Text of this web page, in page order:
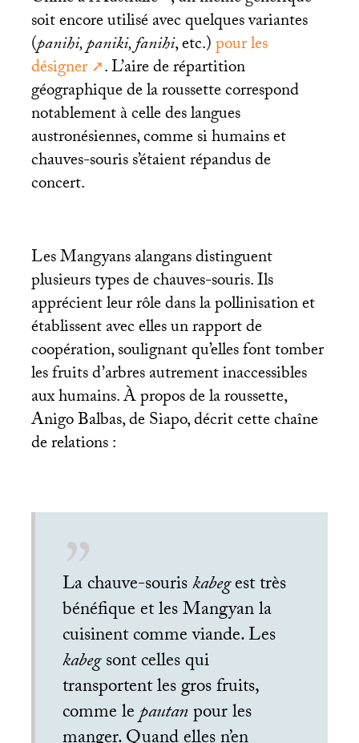
soit encore utilisé avec quelques variantes
(panihi, paniki, fanihi, etc.)pour les
désigner
. L’aire de répartition
géographique de la roussette correspond
notablement à celle des langues
austronésiennes, comme si humains et
chauves-souris s’étaient répandus de
concert.
Les Mangyans alangans distinguent
plusieurs types de chauves-souris. Ils
apprécient leur rôle dans la pollinisation et
établissent avec elles un rapport de
coopération, soulignant qu’elles font tomber
les fruits d’arbres autrement inaccessibles
aux humains. À propos de la roussette,
Anigo Balbas, de Siapo, décrit cette chaîne
de relations :
La chauve-souriskabegest très
bénéfique et les Mangyan la
cuisinent comme viande. Les
kabegsont celles qui
transportent les gros fruits,
comme lepautanpour les